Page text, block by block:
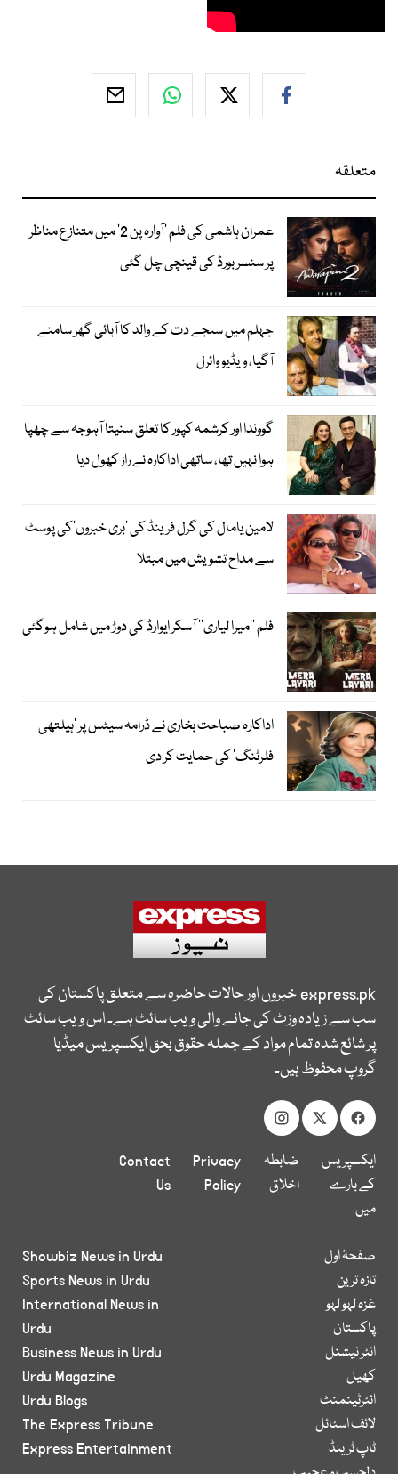
متعلقہ
عمران ہاشمی کی فلم ’آوارہ پن 2‘ میں متنازع مناظر
پر سنسر بورڈ کی قینچی چل گئی
جہلم میں سنجے دت کے والد کا آبائی گھر سامنے
آگیا، ویڈیو وائرل
گووندا اور کرشمہ کپور کا تعلق سنیتا آہوجہ سے چھپا
ہوا نہیں تھا، ساتھی اداکارہ نے راز کھول دیا
لامین یامال کی گرل فرینڈ کی ’بری خبروں‘کی پوسٹ
سے مداح تشویش میں مبتلا
فلم ’’میرا لیاری‘‘ آسکر ایوارڈ کی دوڑ میں شامل ہوگئی
اداکارہ صباحت بخاری نے ڈرامہ سیٹس پر ’ہیلتھی
فلرٹنگ‘ کی حمایت کر دی
express.pkخبروں اور حالات حاضرہ سے متعلق پاکستان کی
سب سے زیادہ وزٹ کی جانے والی ویب سائٹ ہے۔ اس ویب سائٹ
پر شائع شدہ تمام مواد کے جملہ حقوق بحق ایکسپریس میڈیا
گروپ محفوظ ہیں۔
ایکسپریس
کے بارے
میں
ضابطہ
اخلاق
Privacy
Policy
Contact
Us
صفحۂ اول
تازہ ترین
غزہ لہو لہو
پاکستان
انٹر نیشنل
کھیل
انٹرٹینمنٹ
لائف اسٹائل
ٹاپ ٹرینڈ
Showbiz News in Urdu
Sports News in Urdu
International News in
Urdu
Business News in Urdu
Urdu Magazine
Urdu Blogs
The Express Tribune
Express Entertainment